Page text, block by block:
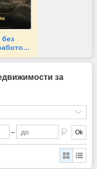
без
за
– Ok